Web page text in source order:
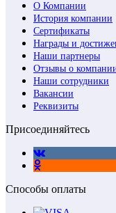
О Компании
История компании
Сертификаты
Награды и
Наши партнеры
Отзывы о
Наши сотрудники
Вакансии
Реквизиты
Присоединяйтесь
Способы оплаты